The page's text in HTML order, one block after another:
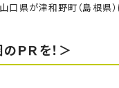
山口県が津和野町（島根県
ＰＲを！＞